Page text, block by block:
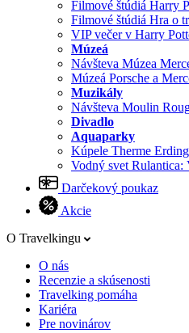
Filmové štúdiá Harry
Filmové štúdiá Hra o
VIP večer v Harry
Múzeá
Návšteva Múzea
Múzeá Porsche a
Muzikály
Návšteva Moulin
Divadlo
Aquaparky
Kúpele Therme
Vodný svet Rulantica:
Darčekový poukaz
Akcie
O Travelkingu
O nás
Recenzie a skúsenosti
Travelking pomáha
Kariéra
Pre novinárov